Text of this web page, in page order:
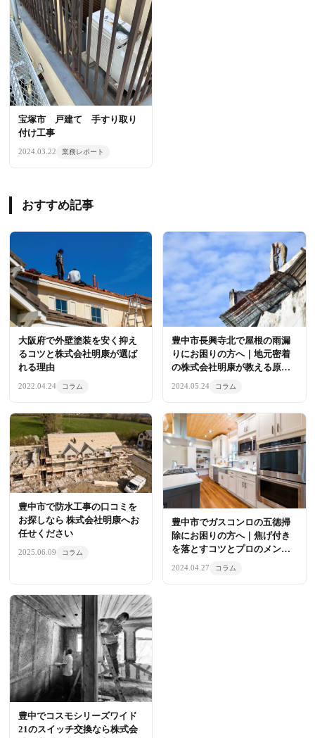
宝塚市 戸建て 手すり取り
付け工事
2024.03.22 業務レポート
おすすめ記事
大阪府で外壁塗装を安く抑え
るコツと株式会社明康が選ば
れる理由
2022.04.24 コラム
豊中市長興寺北で屋根の雨漏
りにお困りの方へ｜地元密着
の株式会社明康が教える原因
2024.05.24 コラム
豊中市で防水工事の口コミを
お探しなら 株式会社明康へお
任せください
2025.06.09 コラム
豊中市でガスコンロの五徳掃
除にお困りの方へ｜焦げ付き
を落とすコツとプロのメンテ
2024.04.27 コラム
豊中でコスモシリーズワイド
21のスイッチ交換なら株式会